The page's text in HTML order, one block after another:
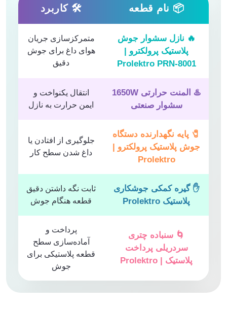
📦 نام قطعه 🛠 کاربرد
🔥 نازل سشوار جوش
پلاستیک پرولکترو |
Prolektro PRN-8001
متمرکزسازی جریان
هوای داغ برای جوش
دقیق
♨️ المنت حرارتی 1650W
سشوار صنعتی
انتقال یکنواخت و
ایمن حرارت به نازل
🧷 پایه نگهدارنده دستگاه
جوش پلاستیک پرولکترو |
Prolektro
جلوگیری از افتادن یا
داغ شدن سطح کار
✋ گیره کمکی جوشکاری
پلاستیک Prolektro
ثابت نگه داشتن دقیق
قطعه هنگام جوش
🌀 سنباده چتری
سردریلی پرداخت
پلاستیک | Prolektro
پرداخت و
آماده‌سازی سطح
قطعه پلاستیکی برای
جوش